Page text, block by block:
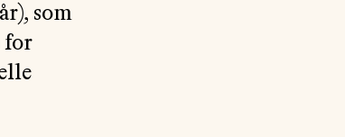
som
for